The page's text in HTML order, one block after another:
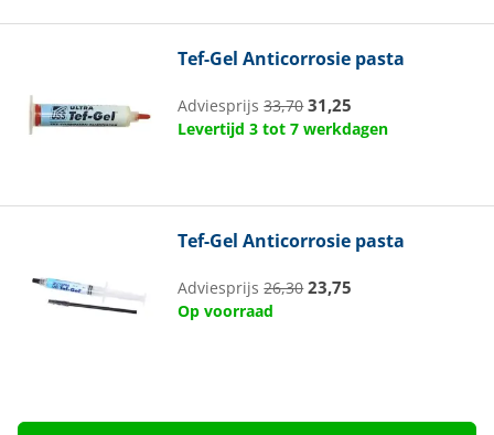
Tef-Gel Anticorrosie pasta
Adviesprijs33,70 31,25
Levertijd 3 tot 7 werkdagen
Tef-Gel Anticorrosie pasta
Adviesprijs26,30 23,75
Op voorraad